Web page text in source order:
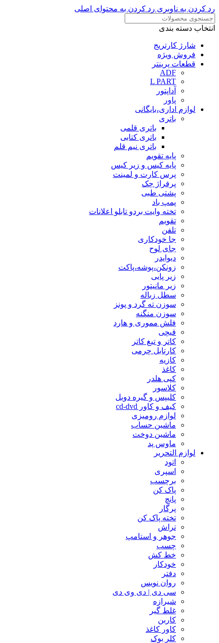
رد کردن به ناوبری رد کردن به محتوای اصلی
انتخاب دسته بندی
شارژ کارتریج
فروش ویژه
قطعات پرینتر
ADF
L PART
آداپتور
پاور
لوازم اداری،بایگانی
باتری
باتری قلمی
باتری کتابی
باتری نیم قلم
پایه تقویم
پایه کیس و زیر کیس
پرس کارت و لمینت
پرفراژ چک
پشتی طبی
پمپ باد
تخته وایت بردو تابلو اعلانات
تقویم
تلفن
جا خودکاری
جای لوح
دیوایدر
زونکن،پوشه،پاکت
زیر پایی
زیر مانیتور
سطل زباله
سوزن ته گرد و پونز
سوزن منگنه
فلش مموری و هارد
قیچی
کاتر و تیغ کاتر
کارتابل چرمی
کازیه
کاغذ
کپی هلدر
کلاسور
کلیپس و گیره دوبل
کیف و کاور cd-dvd
لوازم رومیزی
ماشین حساب
ماشین دوخت
ماوس پد
لوازم التحریر
اتود
اسپری
برچسب
پاک کن
پانچ
پرگار
تخته پاک کن
تراش
جوهر و استامپ
چسب
خط کش
خودکار
دفتر
روان نویس
سی دی | دی وی دی
شیرازه
غلط گیر
کاربن
کاور کاغذ
کلر بوک